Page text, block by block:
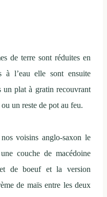
de terre sont réduites en
à l’eau elle sont ensuite
un plat à gratin recouvrant
un reste de pot au feu.
voisins anglo-saxon le
couche de macédoine
de boeuf et la version
de maïs entre les deux